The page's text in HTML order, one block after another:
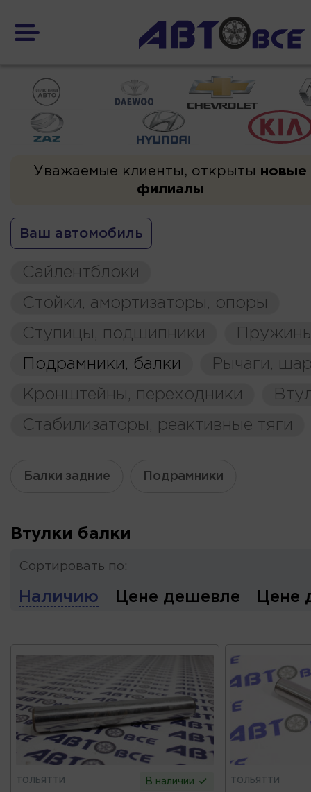
Уважаемые клиенты, открыты новые
филиалы
Ваш автомобиль
Сайлентблоки
Стойки, амортизаторы, опоры
Ступицы, подшипники
Подрамники, балки
Рычаги,
Кронштейны, переходники
Стабилизаторы, реактивные тяги
Балки задние Подрамники
Втулки балки
Сортировать по:
Наличию Цене дешевле Цене
ТОЛЬЯТТИ В наличии ТОЛЬЯТТИ